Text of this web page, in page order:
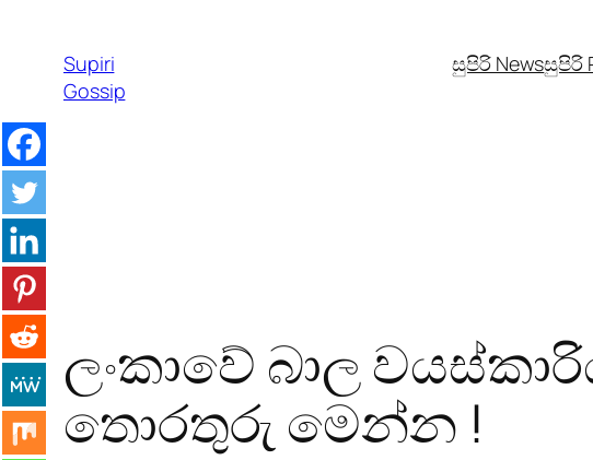
contentSupiri
Gossip
සුපිරි Newsසුපිරි
ලංකාවේ බාල
තොරතුරු මෙන්න !